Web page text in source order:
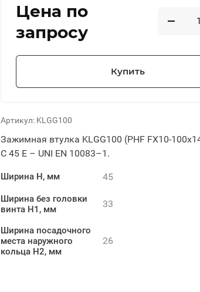
Цена по
запросу
Купить
Артикул: KLGG100
Зажимная втулка KLGG100 (PHF FX10-
C 45 E – UNI EN 10083–1.
Ширина H, мм 45
Ширина без головки
винта H1, мм
33
Ширина посадочного
места наружного
кольца H2, мм
26